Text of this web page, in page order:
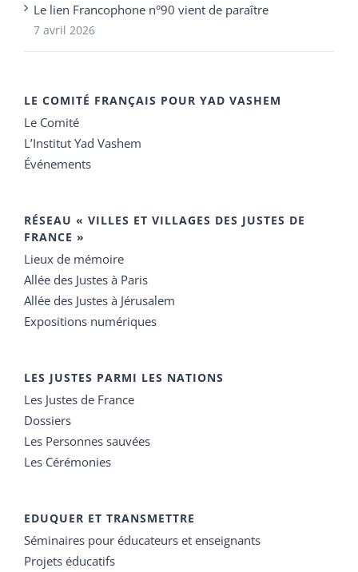
Le lien Francophone n°90 vient de paraître
7 avril 2026
LE COMITÉ FRANÇAIS POUR YAD VASHEM
Le Comité
L’Institut Yad Vashem
Événements
RÉSEAU « VILLES ET VILLAGES DES JUSTES DE
FRANCE »
Lieux de mémoire
Allée des Justes à Paris
Allée des Justes à Jérusalem
Expositions numériques
LES JUSTES PARMI LES NATIONS
Les Justes de France
Dossiers
Les Personnes sauvées
Les Cérémonies
EDUQUER ET TRANSMETTRE
Séminaires pour éducateurs et enseignants
Projets éducatifs